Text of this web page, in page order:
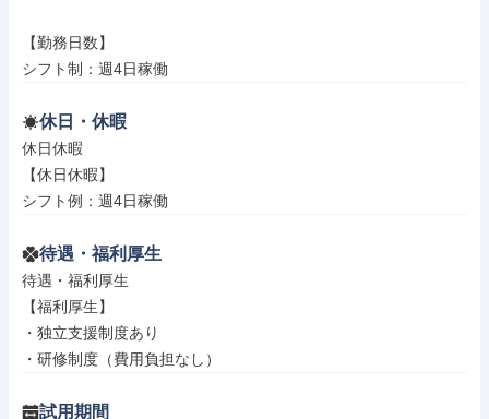
【勤務日数】
シフト制：週4日稼働
休日・休暇
休日休暇
【休日休暇】
シフト例：週4日稼働
待遇・福利厚生
待遇・福利厚生
【福利厚生】
・独立支援制度あり
・研修制度（費用負担なし）
試用期間